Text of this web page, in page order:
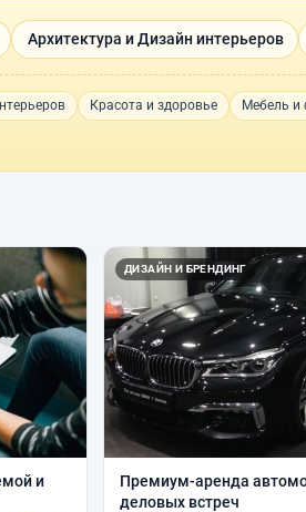
Архитектура и Дизайн интерьеров
Красота и здоровье Мебель и
и
ДИЗАЙН И БРЕНДИНГ
Премиум-аренда
деловых встреч